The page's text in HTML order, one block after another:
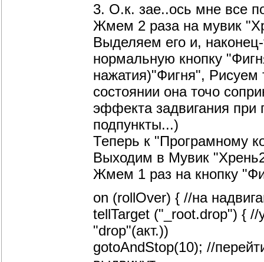
3. О.к. зае..ось мне все
Жмем 2 раза на мувик
Выделяем его и,
нормальную кнопку
нажатия)"Фигня", Рисуем
состоянии она точо
эффекта задвигания при
подпункты...)
Теперь к "Програмному
Выходим в Мувик
Жмем 1 раз на кнопку
on (rollOver) { //на
tellTarget ("_root.drop") {
"drop"(акт.))
gotoAndStop(10); //